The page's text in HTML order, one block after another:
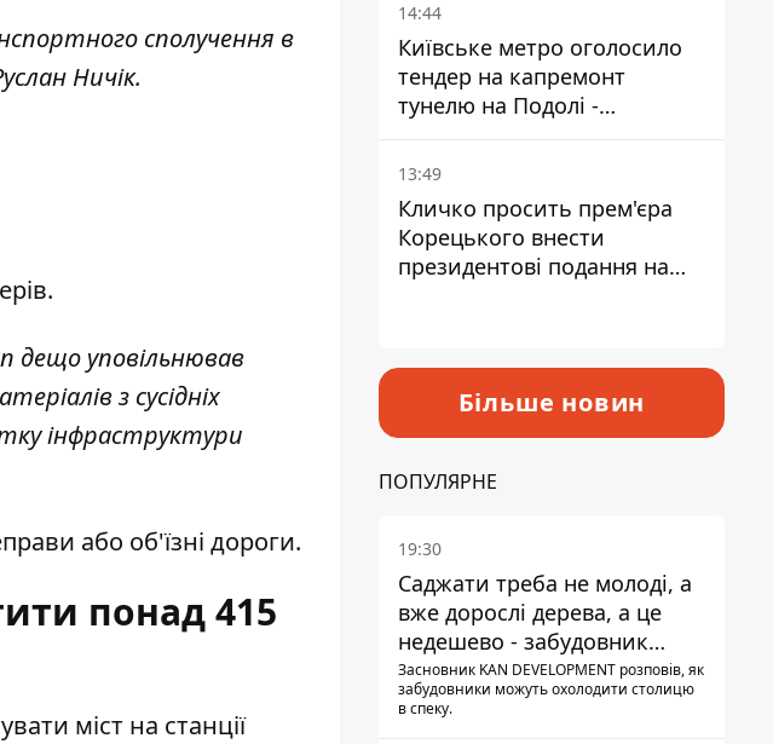
сполучення в
Ничік.
дещо уповільнював
з сусідніх
інфраструктури
або об'їзні дороги.
понад 415
міст на станції
14:44
Київське метро оголосило
тендер на капремонт
тунелю на Подолі -
триватиме майже два роки
13:49
Кличко просить прем'єра
Корецького внести
президентові подання на
Більше новин
ПОПУЛЯРНЕ
19:30
Саджати треба не молоді, а
вже дорослі дерева, а це
недешево - забудовник
Ніконов
Засновник KAN DEVELOPMENT розповів, як
забудовники можуть охолодити столицю
в спеку.